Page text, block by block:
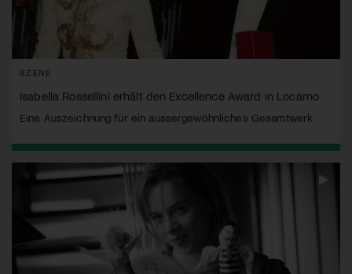
SZENE
Isabella Rossellini erhält den Excellence Award in Locarno
Eine Auszeichnung für ein aussergewöhnliches Gesamtwerk